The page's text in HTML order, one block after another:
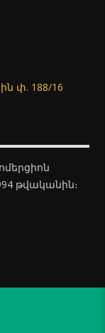
փ. 188/16
թվականին։